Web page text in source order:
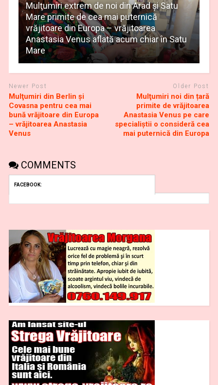
Mulţumiri extrem de noi din Arad și Satu
Mare primite de cea mai puternică
vrăjitoare din Europa – vrăjitoarea
Anastasia Venus aflată acum chiar în Satu
Mare
Newer Post
Mulţumiri din Berlin și
Covasna pentru cea mai
bună vrăjitoare din Europa
– vrăjitoarea Anastasia
Venus
Older Post
Mulţumiri noi din țară
primite de vrăjitoarea
Anastasia Venus pe care
specialiștii o consideră cea
mai puternică din Europa
COMMENTS
FACEBOOK: